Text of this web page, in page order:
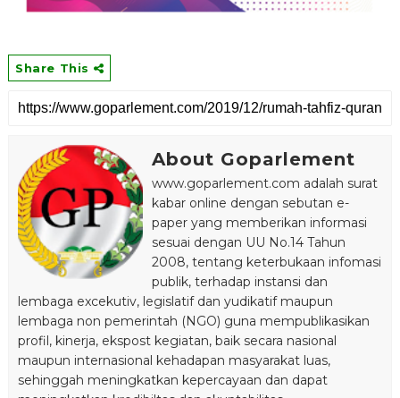
Share This
About Goparlement
www.goparlement.com adalah surat
kabar online dengan sebutan e-
paper yang memberikan informasi
sesuai dengan UU No.14 Tahun
2008, tentang keterbukaan infomasi
publik, terhadap instansi dan
lembaga excekutiv, legislatif dan yudikatif maupun
lembaga non pemerintah (NGO) guna mempublikasikan
profil, kinerja, ekspost kegiatan, baik secara nasional
maupun internasional kehadapan masyarakat luas,
sehinggah meningkatkan kepercayaan dan dapat